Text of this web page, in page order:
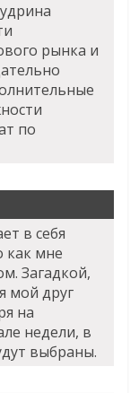
рынка и
по
в себя
как мне
Загадкой,
мой друг
на
недели, в
выбраны.